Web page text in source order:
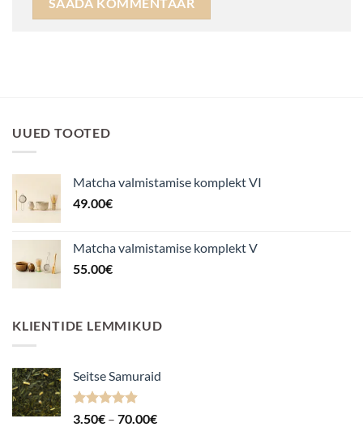
UUED TOOTED
Matcha valmistamise komplekt VI
49.00€
Matcha valmistamise komplekt V
55.00€
KLIENTIDE LEMMIKUD
Seitse Samuraid
Hinnanguga
3.50€ – 70.00€Hinnavahemik: